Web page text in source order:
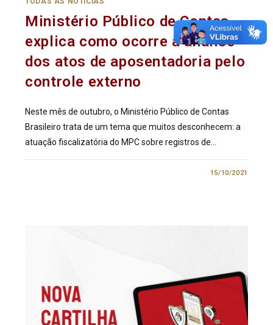
Ministério Público de Contas
explica como ocorre a análise
dos atos de aposentadoria pelo
controle externo
Neste mês de outubro, o Ministério Público de Contas
Brasileiro trata de um tema que muitos desconhecem: a
atuação fiscalizatória do MPC sobre registros de…
15/10/2021